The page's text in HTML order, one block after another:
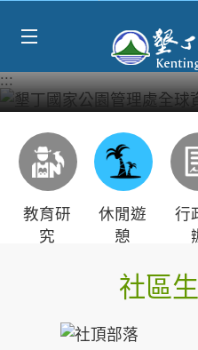
:::
教育研
究
休閒遊
憩
行
社區